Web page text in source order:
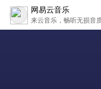
网易云音乐
来云音乐，畅听无损音